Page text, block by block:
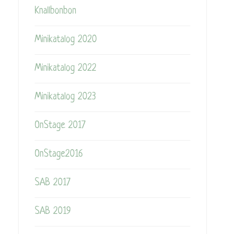
Knallbonbon
Minikatalog 2020
Minikatalog 2022
Minikatalog 2023
OnStage 2017
OnStage2016
SAB 2017
SAB 2019